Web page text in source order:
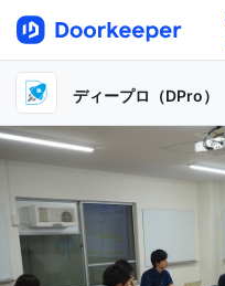
ディープロ（DPro）